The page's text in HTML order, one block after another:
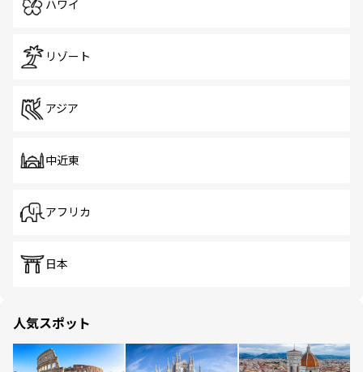
ハワイ
リゾート
アジア
中近東
アフリカ
日本
人気スポット